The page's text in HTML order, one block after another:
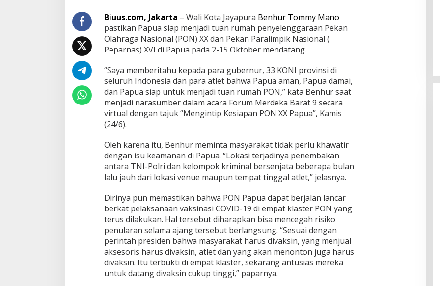
Biuus.com, Jakarta – Wali Kota Jayapura Benhur Tommy Mano
pastikan Papua siap menjadi tuan rumah penyelenggaraan Pekan
Olahraga Nasional (PON) XX dan Pekan Paralimpik Nasional (
Peparnas) XVI di Papua pada 2-15 Oktober mendatang.
“Saya memberitahu kepada para gubernur, 33 KONI provinsi di
seluruh Indonesia dan para atlet bahwa Papua aman, Papua damai,
dan Papua siap untuk menjadi tuan rumah PON,” kata Benhur saat
menjadi narasumber dalam acara Forum Merdeka Barat 9 secara
virtual dengan tajuk “Mengintip Kesiapan PON XX Papua”, Kamis
(24/6).
Oleh karena itu, Benhur meminta masyarakat tidak perlu khawatir
dengan isu keamanan di Papua. “Lokasi terjadinya penembakan
antara TNI-Polri dan kelompok kriminal bersenjata beberapa bulan
lalu jauh dari lokasi venue maupun tempat tinggal atlet,” jelasnya.
Dirinya pun memastikan bahwa PON Papua dapat berjalan lancar
berkat pelaksanaan vaksinasi COVID-19 di empat klaster PON yang
terus dilakukan. Hal tersebut diharapkan bisa mencegah risiko
penularan selama ajang tersebut berlangsung. “Sesuai dengan
perintah presiden bahwa masyarakat harus divaksin, yang menjual
aksesoris harus divaksin, atlet dan yang akan menonton juga harus
divaksin. Itu terbukti di empat klaster, sekarang antusias mereka
untuk datang divaksin cukup tinggi,” paparnya.